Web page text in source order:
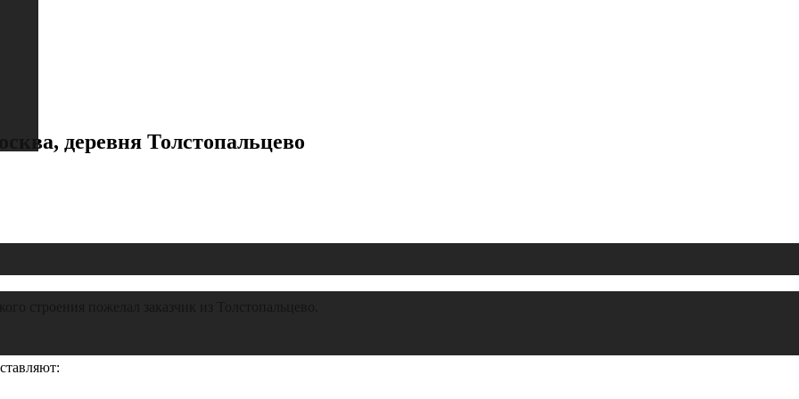
деревня Толстопальцево
строения пожелал заказчик из Толстопальцево.